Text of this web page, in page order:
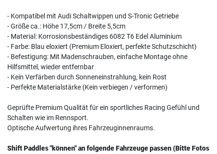
- Kompatibel mit Audi Schaltwippen und S-Tronic Getriebe
- Größe ca.: Höhe 17,5cm / Breite 5,5cm
- Material: Korrosionsbeständiges 6082 T6 Edel Aluminium
- Farbe: Blau eloxiert (Premium Eloxiert, perfekte Schutzschicht)
- Befestigung: Mit Madenschrauben, einfache Montage ohne
Hilfsmittel, wieder entfernbar
- Kein Verfärben durch Sonneneinstrahlung, kein Rost
- Perfekte Materialstärke (Kein verbiegen / verformen)
Geprüfte Premium Qualität für ein sportliches Racing Gefühl und
Schalten wie im Rennsport.
Optische Aufwertung ihres Fahrzeuginnenraums.
Shift Paddles "können" an folgende Fahrzeuge passen (Bitte Fotos